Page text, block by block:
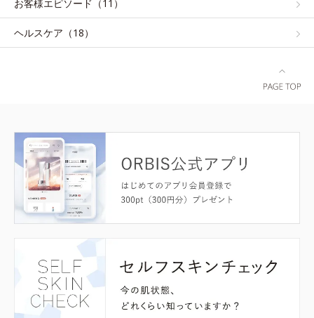
お客様エピソード（11）
ヘルスケア（18）